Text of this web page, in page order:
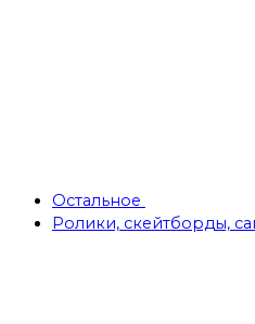
Остальное
Ролики, скейтборды,